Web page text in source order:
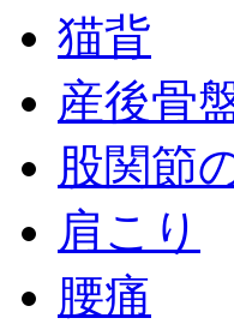
猫背
産後骨
股関節
肩こり
腰痛